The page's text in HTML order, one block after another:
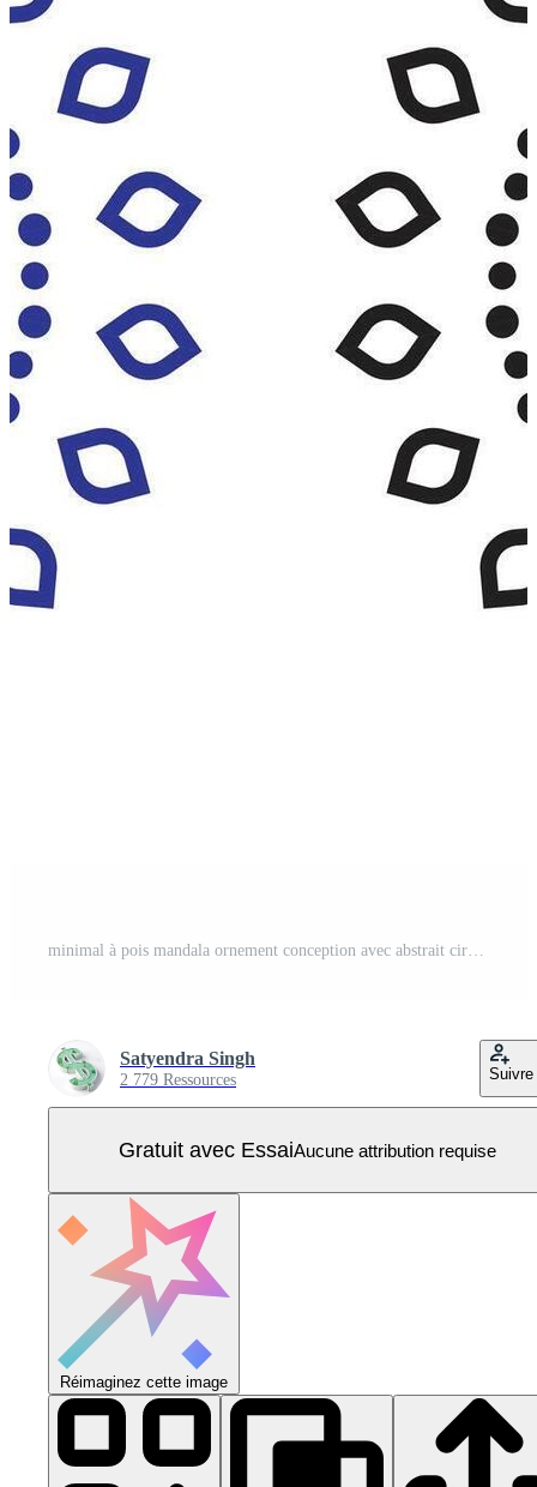
minimal à pois mandala ornement conception avec abstrait circulaire floral modèle dans noir et bleu pour décoratif art et moderne Contexte Vecteur Pro
Satyendra Singh
2 779 Ressources Suivre
Gratuit avec EssaiAucune attribution requise
Réimaginez cette image